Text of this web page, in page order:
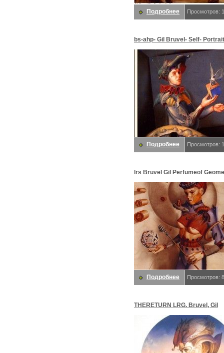
Подробнее Просмотров:
bs-ahp- Gil Bruvel- Self-
An Angel. Bruvel, Gil
Подробнее Просмотров:
lrs Bruvel Gil Perfumeof
Bruvel, Gil
Подробнее Просмотров:
THERETURN LRG. Bruvel, Gil